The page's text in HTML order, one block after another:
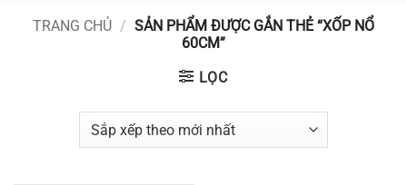
TRANG CHỦ / SẢN PHẨM ĐƯỢC GẮN THẺ “XỐP NỔ
60CM”
LỌC